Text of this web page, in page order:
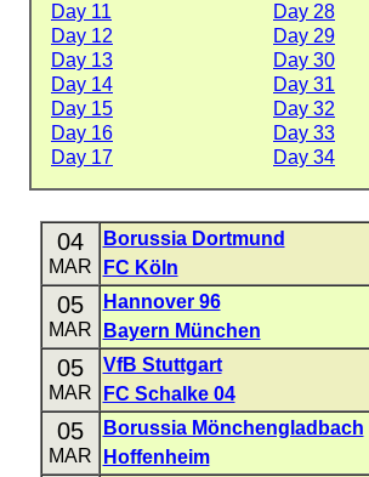
Day 11
Day 28
Day 12
Day 29
Day 13
Day 30
Day 14
Day 31
Day 15
Day 32
Day 16
Day 33
Day 17
Day 34
04
MAR
Borussia Dortmund
FC Köln
05
MAR
Hannover 96
Bayern München
05
MAR
VfB Stuttgart
FC Schalke 04
05
MAR
Borussia Mönchengladbach
Hoffenheim